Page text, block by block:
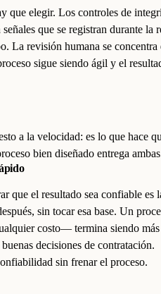
que elegir. Los controles de
que se registran durante la
La revisión humana se concentra
sigue siendo ágil y el
a la velocidad: es lo que hace
bien diseñado entrega
que el resultado sea confiable es
sin tocar esa base. Un
costo— termina siendo
decisiones de contratación.
sin frenar el proceso.